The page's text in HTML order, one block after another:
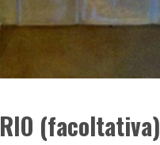
(facoltativa)